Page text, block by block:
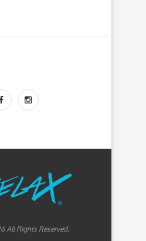
All Rights Reserved.